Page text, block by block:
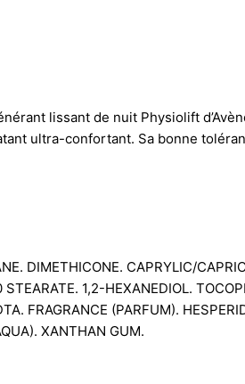
lissant de nuit Physiolift
ultra-confortant. Sa bonne
DIMETHICONE. CAPRYLIC/
1,2-HEXANEDIOL.
FRAGRANCE (PARFUM).
XANTHAN GUM.